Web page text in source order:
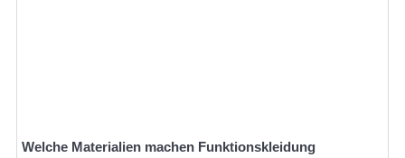
Welche Materialien machen Funktionskleidung